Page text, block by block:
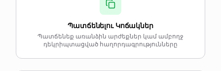
Պատճենելու Կոճակներ
Պատճենեք առանձին արժեքներ կամ ամբողջ
դեկրիպտացված հաղորդագրությունները